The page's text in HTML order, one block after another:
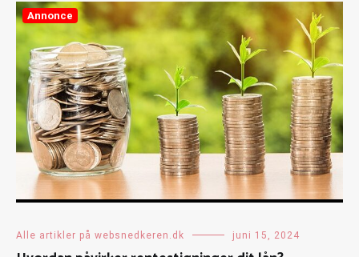
Annonce
Alle artikler på websnedkeren.dk juni 15, 2024